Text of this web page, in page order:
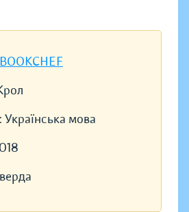
BOOKCHEF
Українська мова